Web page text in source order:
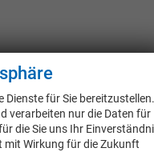
Dienste für Sie bereitzustellen.
verarbeiten nur die Daten für
die Sie uns Ihr
mit Wirkung für die Zukunft